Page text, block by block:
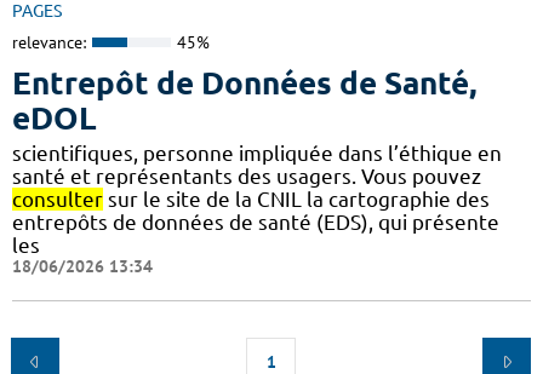
PAGES
relevance: 45%
Entrepôt de Données de Santé,
eDOL
scientifiques, personne impliquée dans l’éthique en
santé et représentants des usagers. Vous pouvez
consulter sur le site de la CNIL la cartographie des
entrepôts de données de santé (EDS), qui présente
les
18/06/2026 13:34
1